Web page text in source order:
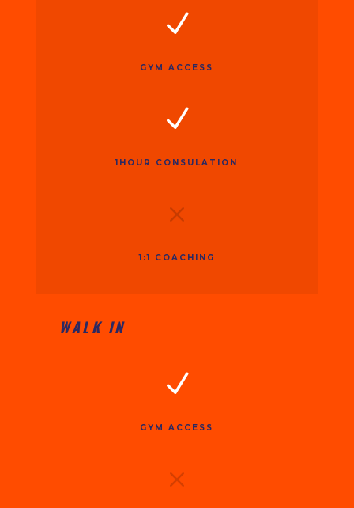
N
GYM ACCESS
N
1HOUR CONSULATION
M
1:1 COACHING
WALK IN
N
GYM ACCESS
M